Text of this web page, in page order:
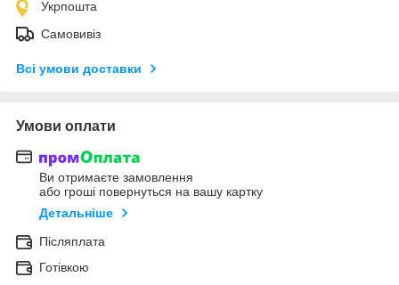
Укрпошта
Самовивіз
Всі умови доставки
Умови оплати
Ви отримаєте замовлення
або гроші повернуться на вашу картку
Детальніше
Післяплата
Готівкою